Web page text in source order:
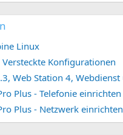
Linux
Konfigurationen
Plus - Telefonie einrichten
Plus - Netzwerk einrichten